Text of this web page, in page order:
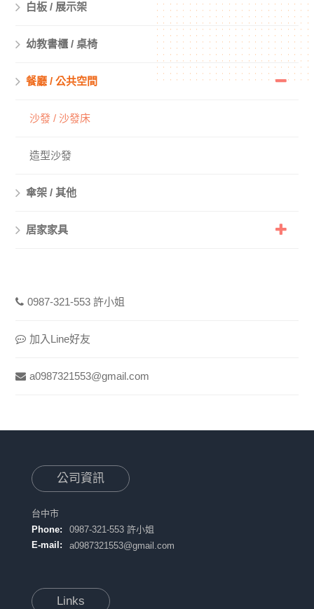
白板 / 展示架
幼教書櫃 / 桌椅
餐廳 / 公共空間
沙發 / 沙發床
造型沙發
傘架 / 其他
居家家具
0987-321-553 許小姐
加入Line好友
a0987321553@gmail.com
公司資訊
台中市
Phone:
0987-321-553 許小姐
E-mail:
a0987321553@gmail.com
Links